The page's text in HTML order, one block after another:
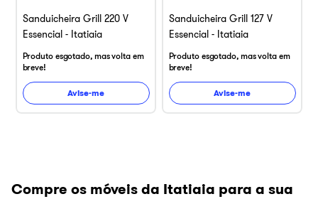
Sanduicheira Grill 220 V
Essencial - Itatiaia
Produto esgotado, mas volta em
breve!
Avise-me
Sanduicheira Grill 127 V
Essencial - Itatiaia
Produto esgotado, mas volta em
breve!
Avise-me
Compre os móveis da Itatiaia para a sua